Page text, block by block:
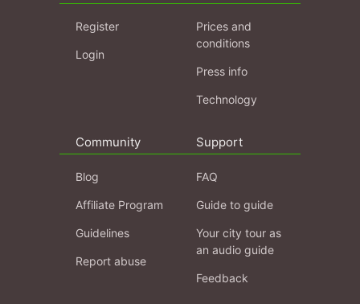
Register
Login
Prices and
conditions
Press info
Technology
Community
Blog
Affiliate Program
Guidelines
Report abuse
Support
FAQ
Guide to guide
Your city tour as
an audio guide
Feedback